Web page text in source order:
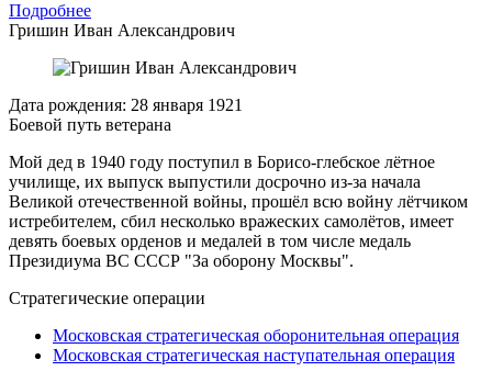
Подробнее
Гришин Иван Александрович
Дата рождения: 28 января 1921
Боевой путь ветерана
Мой дед в 1940 году поступил в Борисо-глебское лётное
училище, их выпуск выпустили досрочно из-за начала
Великой отечественной войны, прошёл всю войну лётчиком
истребителем, сбил несколько вражеских самолётов, имеет
девять боевых орденов и медалей в том числе медаль
Президиума ВС СССР "За оборону Москвы".
Стратегические операции
Московская стратегическая оборонительная операция
Московская стратегическая наступательная операция